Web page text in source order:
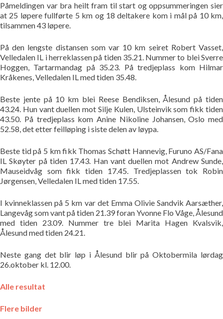
Løpegrupper
Pekere
Om oss
Påmeldingen var bra heilt fram til start og oppsummeringen sier
at 25 løpere fullførte 5 km og 18 deltakere kom i mål på 10 km,
tilsammen 43 løpere.
På den lengste distansen som var 10 km seiret Robert Vasset,
Velledalen IL i herreklassen på tiden 35.21. Nummer to blei Sverre
Hoggen, Tartarmandag på 35.23. På tredjeplass kom Hilmar
Kråkenes, Velledalen IL med tiden 35.48.
Beste jente på 10 km blei Reese Bendiksen, Ålesund på tiden
43.24. Hun vant duellen mot Silje Kulen, Ulsteinvik som fikk tiden
43.50. På tredjeplass kom Anine Nikoline Johansen, Oslo med
52.58, det etter feilløping i siste delen av løypa.
Beste tid på 5 km fikk Thomas Schøtt Hannevig, Furuno AS/Fana
IL Skøyter på tiden 17.43. Han vant duellen mot Andrew Sunde,
Mauseidvåg som fikk tiden 17.45. Tredjeplassen tok Robin
Jørgensen, Velledalen IL med tiden 17.55.
I kvinneklassen på 5 km var det Emma Olivie Sandvik Aarsæther,
Langevåg som vant på tiden 21.39 foran Yvonne Flo Våge, Ålesund
med tiden 23.09. Nummer tre blei Marita Hagen Kvalsvik,
Ålesund med tiden 24.21.
Neste gang det blir løp i Ålesund blir på Oktobermila lørdag
26.oktober kl. 12.00.
Alle resultat
Flere bilder